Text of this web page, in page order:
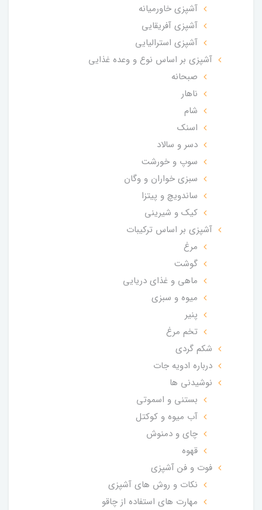
آشپزی خاورمیانه
آشپزی آفریقایی
آشپزی استرالیایی
آشپزی بر اساس نوع و وعده غذایی
صبحانه
ناهار
شام
اسنک
دسر و سالاد
سوپ و خورشت
سبزی خواران و وگان
ساندویچ و پیتزا
کیک و شیرینی
آشپزی بر اساس ترکیبات
مرغ
گوشت
ماهی و غذای دریایی
میوه و سبزی
پنیر
تخم مرغ
شکم گردی
درباره ادویه جات
نوشیدنی ها
بستنی و اسموتی
آب میوه و کوکتل
چای و دمنوش
قهوه
فوت و فن آشپزی
نکات و روش های آشپزی
مهارت های استفاده از چاقو